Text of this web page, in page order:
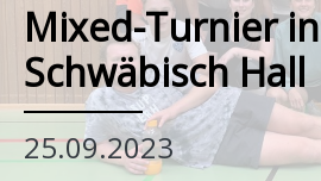
Mixed-Turnier in
Schwäbisch Hall
25.09.2023